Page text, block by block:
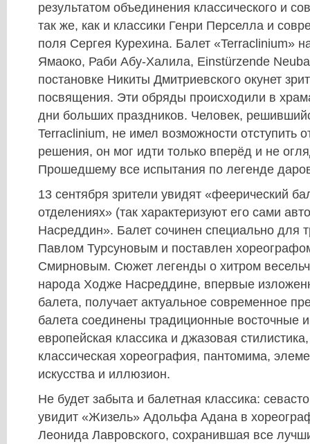
результатом объединения классического и
так же, как и классики Генри Перселла и
поля Сергея Курехина. Балет «Terraclinium»
Ямаоко, Раби Абу-Халила, Einstürzende
постановке Никиты Дмитриевского окунет
посвящения. Эти обряды происходили в
дни больших праздников. Человек,
Terraclinium, не имел возможности отступить
решения, он мог идти только вперёд и не
Прошедшему все испытания по легенде
13 сентября зрители увидят «феерический
отделениях» (так характеризуют его сами
Насреддин». Балет сочинен специально для
Павлом Турсуновым и поставлен
Смирновым. Сюжет легенды о хитром
народа Ходже Насреддине, впервые
балета, получает актуальное современное
балета соединены традиционные восточные
европейская классика и джазовая
классическая хореография, пантомима,
искусства и иллюзион.
Не будет забыта и балетная классика:
увидит «Жизель» Адольфа Адана в
Леонида Лавровского, сохранившая все